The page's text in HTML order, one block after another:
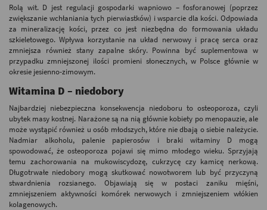
Rolą wit. D jest regulacji gospodarki wapniowo – fosforanowej (poprzez
zwiększanie wchłaniania tych pierwiastków) i wsparcie dla kości. Odpowiada
za mineralizację kości, przez co jest niezbędna do formowania układu
szkieletowego. Wpływa korzystanie na układ nerwowy i pracę serca oraz
zmniejsza również stany zapalne skóry. Powinna być suplementowa w
przypadku zmniejszonej ilości promieni słonecznych, w Polsce głównie w
okresie jesienno-zimowym.
Witamina D – niedobory
Najbardziej niebezpieczna konsekwencja niedoboru to osteoporoza, czyli
ubytek masy kostnej. Narażone są na nią głównie kobiety po menopauzie, ale
może wystąpić również u osób młodszych, które nie dbają o siebie należycie.
Nadmiar alkoholu, palenie papierosów i braki witaminy D mogą
spowodować, że osteoporoza pojawi się mimo młodego wieku. Sprzyjają
temu zachorowania na mukowiscydozę, cukrzycę czy kamicę nerkową.
Długotrwałe niedobory mogą skutkować nowotworem lub być przyczyną
stwardnienia rozsianego. Objawiają się w postaci zaniku mięśni,
zmniejszeniem aktywności komórek nerwowych i zmniejszeniem włókien
kolagenowych.